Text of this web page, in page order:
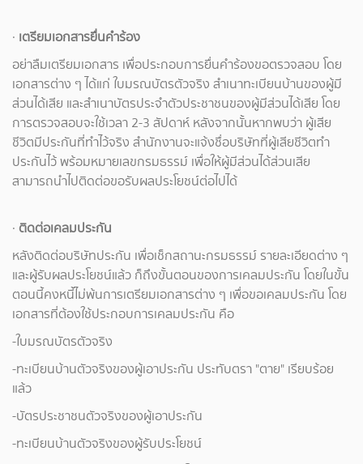
· เตรียมเอกสารยื่นคำร้อง
อย่าลืมเตรียมเอกสาร เพื่อประกอบการยื่นคำร้องขอตรวจสอบ โดย
เอกสารต่าง ๆ ได้แก่ ใบมรณบัตรตัวจริง สำเนาทะเบียนบ้านของผู้มี
ส่วนได้เสีย และสำเนาบัตรประจำตัวประชาชนของผู้มีส่วนได้เสีย โดย
การตรวจสอบจะใช้เวลา 2-3 สัปดาห์ หลังจากนั้นหากพบว่า ผู้เสีย
ชีวิตมีประกันที่ทำไว้จริง สำนักงานจะแจ้งชื่อบริษัทที่ผู้เสียชีวิตทำ
ประกันไว้ พร้อมหมายเลขกรมธรรม์ เพื่อให้ผู้มีส่วนได้ส่วนเสีย
สามารถนำไปติดต่อขอรับผลประโยชน์ต่อไปได้
· ติดต่อเคลมประกัน
หลังติดต่อบริษัทประกัน เพื่อเช็กสถานะกรมธรรม์ รายละเอียดต่าง ๆ
และผู้รับผลประโยชน์แล้ว ก็ถึงขั้นตอนของการเคลมประกัน โดยในขั้น
ตอนนี้คงหนี้ไม่พ้นการเตรียมเอกสารต่าง ๆ เพื่อขอเคลมประกัน โดย
เอกสารที่ต้องใช้ประกอบการเคลมประกัน คือ
-ใบมรณบัตรตัวจริง
-ทะเบียนบ้านตัวจริงของผู้เอาประกัน ประทับตรา "ตาย" เรียบร้อย
แล้ว
-บัตรประชาชนตัวจริงของผู้เอาประกัน
-ทะเบียนบ้านตัวจริงของผู้รับประโยชน์